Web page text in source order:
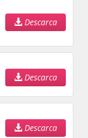
Descarca
Descarca
Descarca